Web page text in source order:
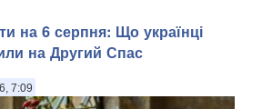
на 6 серпня: Що українці
на Другий Спас
7:09